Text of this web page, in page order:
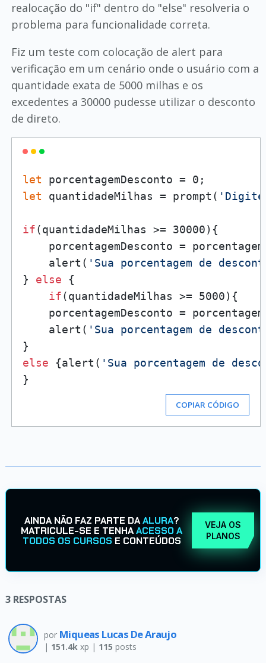
realocação do "if" dentro do "else" resolveria o
problema para funcionalidade correta.
Fiz um teste com colocação de alert para
verificação em um cenário onde o usuário com a
quantidade exata de 5000 milhas e os
excedentes a 30000 pudesse utilizar o desconto
de direto.
let
let quantidadeMilhas = prompt( 'Digite
if(quantidadeMilhas >= 30000){
porcentagemDesconto =
    alert(
'Sua porcentagem de
} else {
if(quantidadeMilhas >= 5000){
porcentagemDesconto =
    alert(
'Sua porcentagem de
else {alert( 'Sua porcentagem de
COPIAR CÓDIGO
AINDA NÃO FAZ PARTE DAALURA?
MATRICULE-SE E TENHAACESSO A
TODOS OS CURSOS E CONTEÚDOS
VEJA OS
PLANOS
3 RESPOSTAS
por Miqueas Lucas De Araujo
| 151.4kxp | 115 posts